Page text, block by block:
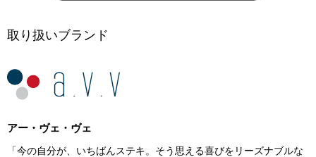
取り扱いブランド
アー・ヴェ・ヴェ
「今の自分が、いちばんステキ。そう思える喜びをリーズナブルな